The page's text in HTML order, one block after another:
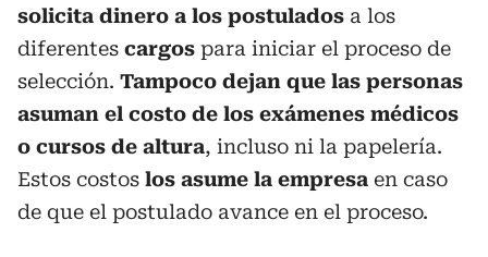
solicita dinero a los postulados a los
diferentes cargos para iniciar el proceso de
selección. Tampoco dejan que las personas
asuman el costo de los exámenes médicos
o cursos de altura, incluso ni la papelería.
Estos costos los asume la empresa en caso
de que el postulado avance en el proceso.